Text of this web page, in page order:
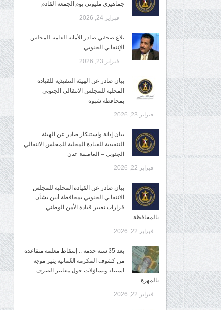
جماهيري مليوني يوم الجمعة القادم
فبراير 24, 2026
بلاغ صحفي صادر الأمانة العامة للمجلس
الإنتقالي الجنوبي
فبراير 23, 2026
بيان صادر عن الهيئة التنفيذية للقيادة
المحلية للمجلس الانتقالي الجنوبي
بمحافظة شبوة
فبراير 23, 2026
بيان إدانة واستنكار صادر عن الهيئة
التنفيذية للقيادة المحلية للمجلس الانتقالي
الجنوبي – العاصمة عدن
فبراير 22, 2026
بيان صادر عن القيادة المحلية للمجلس
الانتقالي الجنوبي بمحافظة أبين بشأن
قرارات تغيير قيادة الأمن الوطني
بالمحافظة
فبراير 22, 2026
بعد 35 سنة خدمة .. إسقاط معلمة متقاعدة
من كشوف المكرمة العُمانية يثير موجة
استياء وتساؤلات حول معايير الصرف
بالمهرة
فبراير 22, 2026